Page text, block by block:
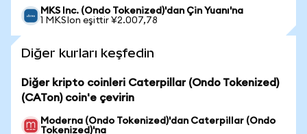
MKS Inc. (Ondo Tokenized)'dan Çin Yuanı'na
1 MKSIon eşittir ¥2.007,78
Diğer kurları keşfedin
Diğer kripto coinleri Caterpillar (Ondo Tokenized)
(CATon) coin'e çevirin
Moderna (Ondo Tokenized)'dan Caterpillar (Ondo
Tokenized)'na